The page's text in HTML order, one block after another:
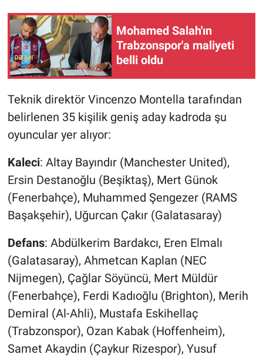
Mohamed Salah'ın
Trabzonspor'a maliyeti
belli oldu
Teknik direktör Vincenzo Montella tarafından
belirlenen 35 kişilik geniş aday kadroda şu
oyuncular yer alıyor:
Kaleci: Altay Bayındır (Manchester United),
Ersin Destanoğlu (Beşiktaş), Mert Günok
(Fenerbahçe), Muhammed Şengezer (RAMS
Başakşehir), Uğurcan Çakır (Galatasaray)
Defans: Abdülkerim Bardakcı, Eren Elmalı
(Galatasaray), Ahmetcan Kaplan (NEC
Nijmegen), Çağlar Söyüncü, Mert Müldür
(Fenerbahçe), Ferdi Kadıoğlu (Brighton), Merih
Demiral (Al-Ahli), Mustafa Eskihellaç
(Trabzonspor), Ozan Kabak (Hoffenheim),
Samet Akaydin (Çaykur Rizespor), Yusuf